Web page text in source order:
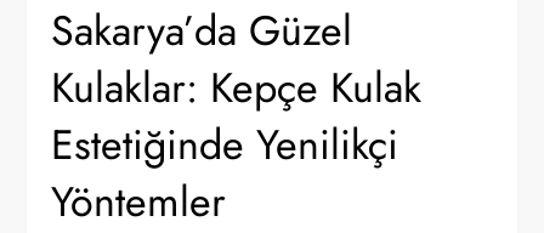
Sakarya’da Güzel
Kulaklar: Kepçe Kulak
Estetiğinde Yenilikçi
Yöntemler